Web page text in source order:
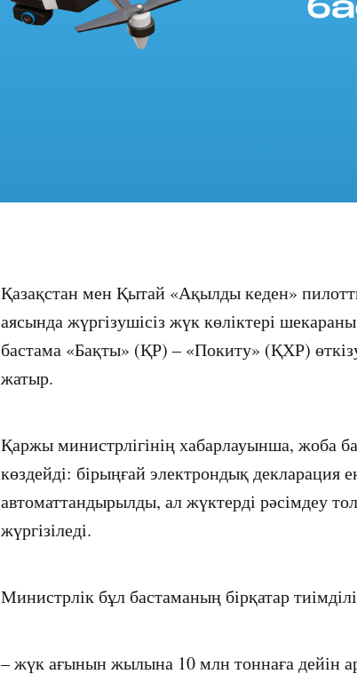
Қазақстан мен Қытай «Ақылды кеден»
аясында жүргізушісіз жүк көліктері
бастама «Бақты» (ҚР) – «Покиту» (ҚХР)
жатыр.
Қаржы министрлігінің хабарлауынша, жоба
көздейді: бірыңғай электрондық декларация
автоматтандырылды, ал жүктерді рәсімдеу
жүргізіледі.
Министрлік бұл бастаманың бірқатар
– жүк ағынын жылына 10 млн тоннаға дейін